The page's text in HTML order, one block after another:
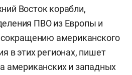
Восток корабли,
ПВО из Европы и
американского
в этих регионах, пишет
американских и западных